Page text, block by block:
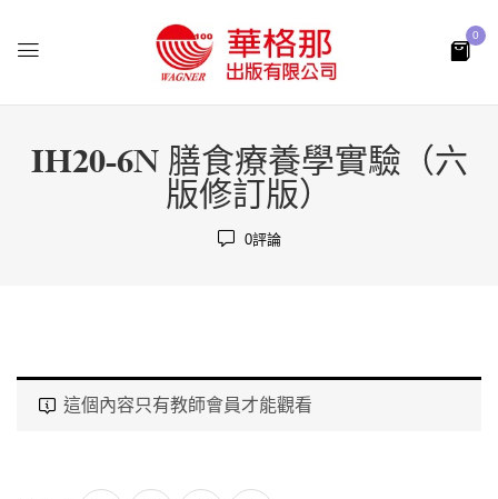
0
IH20-6N 膳食療養學實驗（六
版修訂版）
0評論
這個內容只有教師會員才能觀看